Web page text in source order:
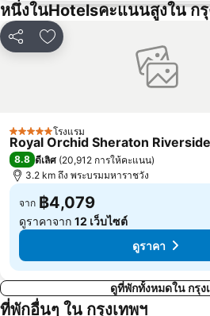
เซ็นทรัลเวิลด์
สนา
MRT พระราม 9
บีทีเอส สะพานควาย
ดรีมเวิลด์
บีทีเ
บีทีเอส พระโขนง
หนึ่งในHotelsคะแนนสูงใน กรุ
แชร์ เพิ่มในรายการโปรด
5 ดาว โรงแรม
Royal Orchid Sheraton
8.8 ดีเลิศ (20,912 การให้คะแนน)
3.2 km ถึง พระบรมมหาราชวัง
จาก ฿4,079
ดูราคาจาก 12 เว็บไซต์
ดูราคา
ดูที่พักทั้งหมดใน กรุง
ที่พักอื่นๆ ใน กรุงเทพฯ